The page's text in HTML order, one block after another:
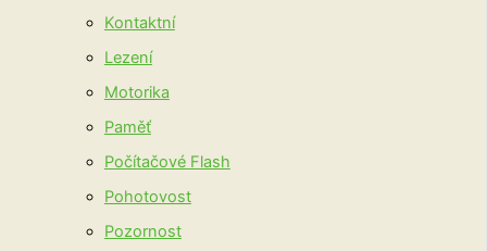
Kontaktní
Lezení
Motorika
Paměť
Počítačové Flash
Pohotovost
Pozornost